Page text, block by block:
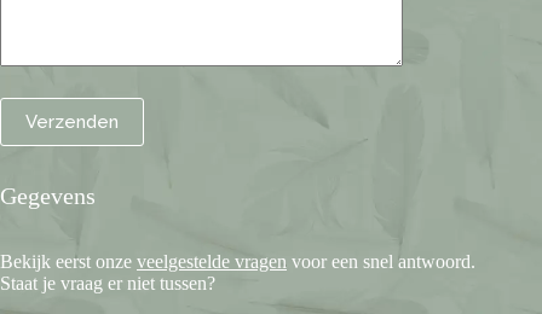
Gegevens
Bekijk eerst onze veelgestelde vragen voor een snel antwoord.
Staat je vraag er niet tussen?